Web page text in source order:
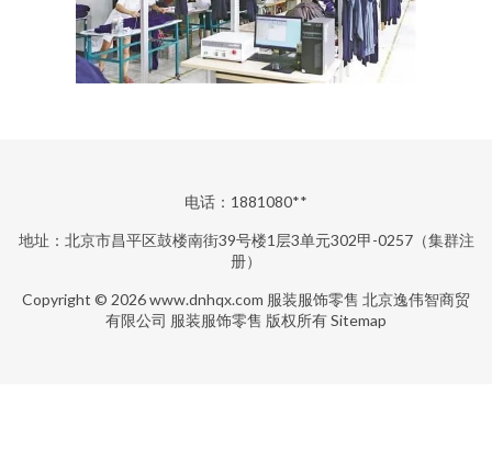
电话：1881080**
地址：北京市昌平区鼓楼南街39号楼1层3单元302甲-0257（集群注
册）
Copyright © 2026www.dnhqx.com 服装服饰零售 北京逸伟智商贸
有限公司 服装服饰零售 版权所有Sitemap